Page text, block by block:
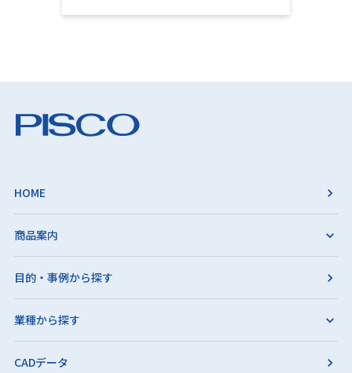
HOME
商品案内
目的・事例から探す
業種から探す
CADデータ